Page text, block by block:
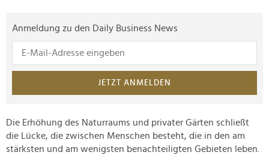
Anmeldung zu den Daily Business News
JETZT ANMELDEN
Die Erhöhung des Naturraums und privater Gärten schließt
die Lücke, die zwischen Menschen besteht, die in den am
stärksten und am wenigsten benachteiligten Gebieten leben.